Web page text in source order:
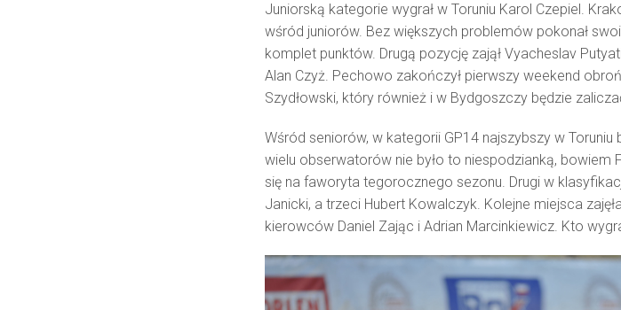
Juniorską kategorie wygrał w Toruniu Karol Czepiel.
wśród juniorów. Bez większych problemów pokonał
komplet punktów. Drugą pozycję zajął Vyacheslav
Alan Czyż. Pechowo zakończył pierwszy weekend
Szydłowski, który również i w Bydgoszczy będzie
Wśród seniorów, w kategorii GP14 najszybszy w Toruniu
wielu obserwatorów nie było to niespodzianką, bowiem
się na faworyta tegorocznego sezonu. Drugi w
Janicki, a trzeci Hubert Kowalczyk. Kolejne miejsca
kierowców Daniel Zając i Adrian Marcinkiewicz. Kto